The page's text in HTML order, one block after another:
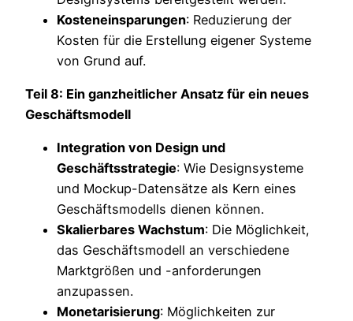
Kosteneinsparungen: Reduzierung der
Kosten für die Erstellung eigener Systeme
von Grund auf.
Teil 8: Ein ganzheitlicher Ansatz für ein neues
Geschäftsmodell
Integration von Design und
Geschäftsstrategie: Wie Designsysteme
und Mockup-Datensätze als Kern eines
Geschäftsmodells dienen können.
Skalierbares Wachstum: Die Möglichkeit,
das Geschäftsmodell an verschiedene
Marktgrößen und -anforderungen
anzupassen.
Monetarisierung: Möglichkeiten zur